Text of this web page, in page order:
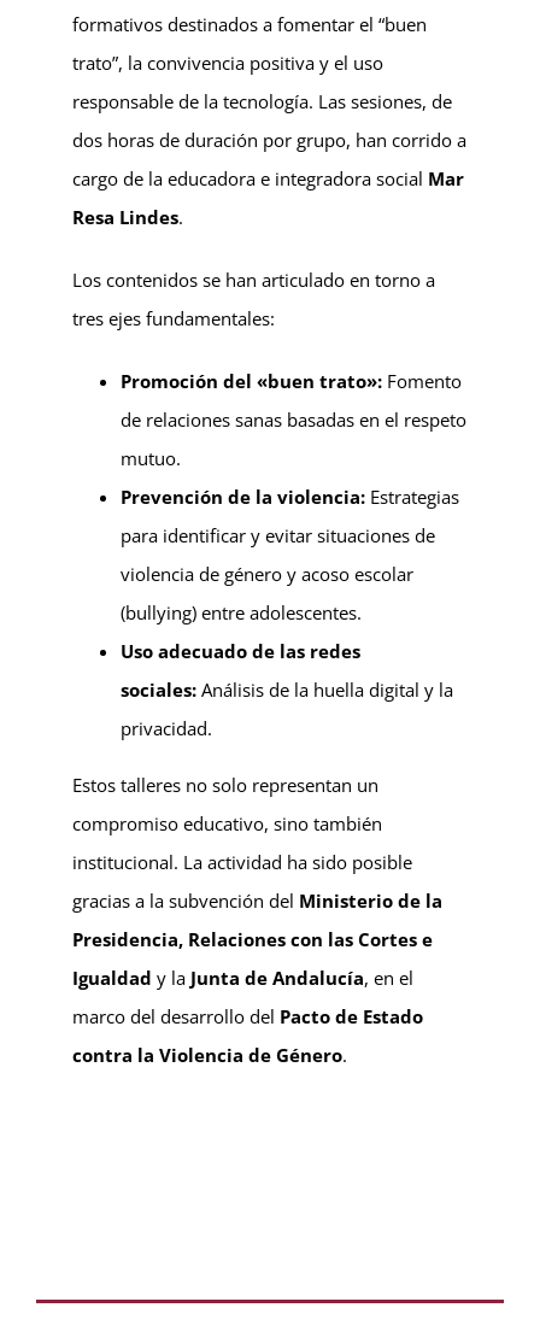
formativos destinados a fomentar el “buen
trato”, la convivencia positiva y el uso
responsable de la tecnología. Las sesiones, de
dos horas de duración por grupo, han corrido a
cargo de la educadora e integradora social Mar
Resa Lindes.
Los contenidos se han articulado en torno a
tres ejes fundamentales:
Promoción del «buen trato»: Fomento
de relaciones sanas basadas en el respeto
mutuo.
Prevención de la violencia: Estrategias
para identificar y evitar situaciones de
violencia de género y acoso escolar
(bullying) entre adolescentes.
Uso adecuado de las redes
sociales: Análisis de la huella digital y la
privacidad.
Estos talleres no solo representan un
compromiso educativo, sino también
institucional. La actividad ha sido posible
gracias a la subvención del Ministerio de la
Presidencia, Relaciones con las Cortes e
Igualdad y la Junta de Andalucía, en el
marco del desarrollo del Pacto de Estado
contra la Violencia de Género.